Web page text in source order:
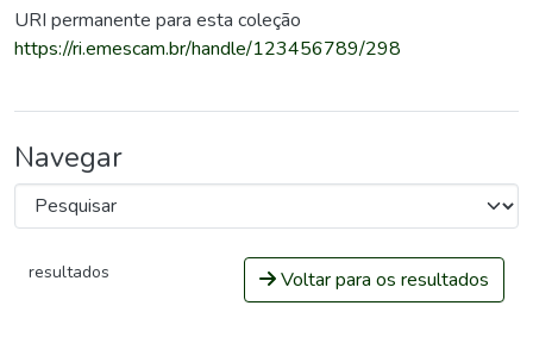
URI permanente para esta coleção
https://ri.emescam.br/handle/123456789/298
Navegar
resultados Voltar para os resultados